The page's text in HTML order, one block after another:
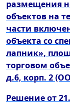
размещения
объектов на
части
объекта со
лапник»,
торговом
д.6, корп. 2
Решение от